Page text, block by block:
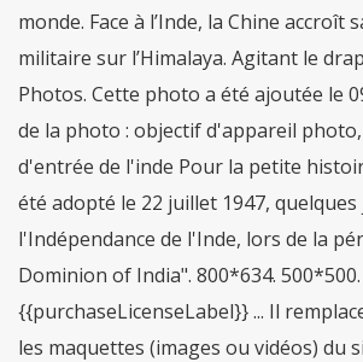
monde. Face à l’Inde, la Chine accroît
militaire sur l’Himalaya. Agitant le
Photos. Cette photo a été ajoutée le
de la photo : objectif d'appareil
d'entrée de l'inde Pour la petite
été adopté le 22 juillet 1947,
l'Indépendance de l'Inde, lors de la
Dominion of India". 800*634. 500*500.
{{purchaseLicenseLabel}} ... Il
les maquettes (images ou vidéos) du